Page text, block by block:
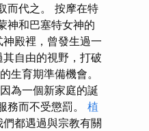
而代之。 按摩在特
神和巴塞特女神的
殿裡，曾發生過一
自由的視野，打破
生育期準備機會。
為一個新家庭的誕
務而不受懲罰。 植
都遇過與宗教有關